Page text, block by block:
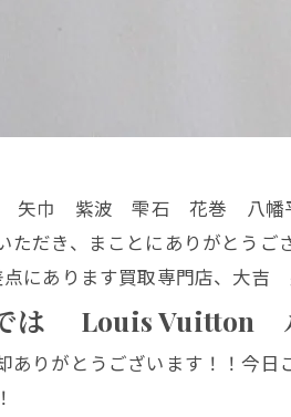
巾 紫波 雫石 花巻 八幡
ただき、まことにありがとうご
にあります買取専門店、大吉
は Louis Vuitton
ありがとうございます！！今